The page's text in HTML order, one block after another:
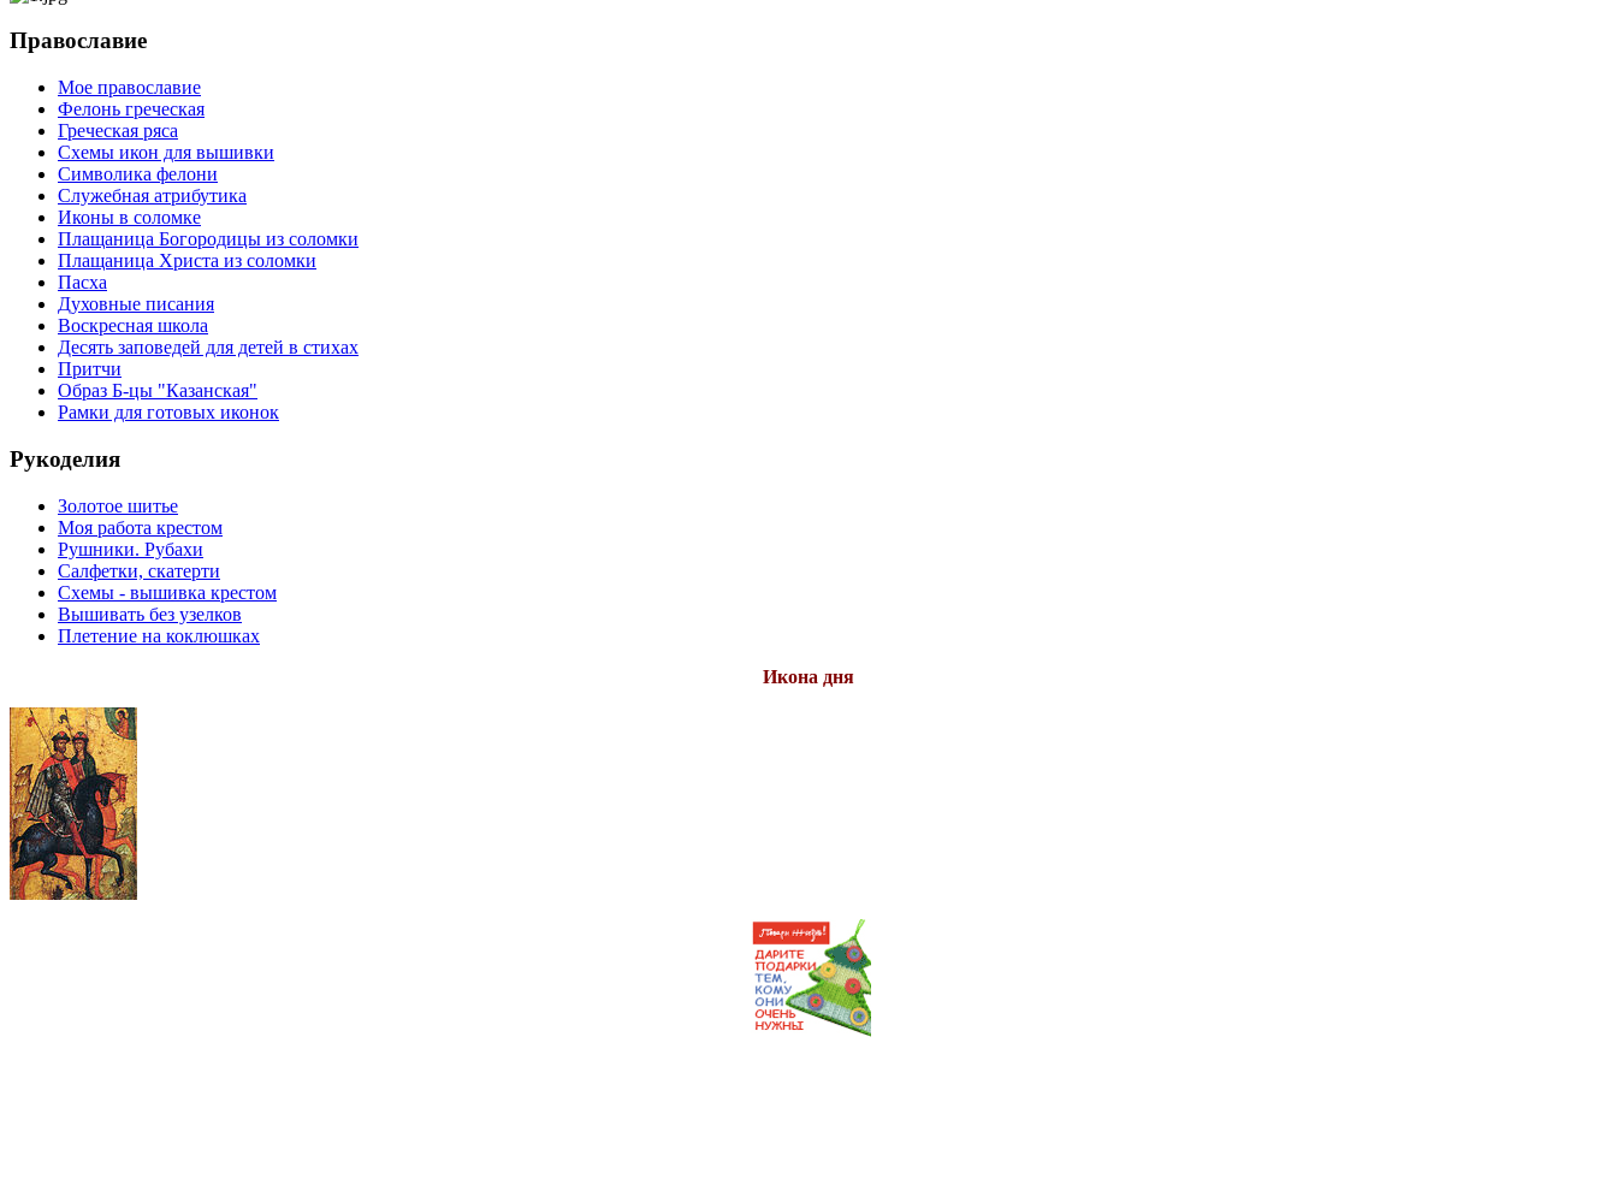
Православие
Мое православие
Фелонь греческая
Греческая ряса
Схемы икон для вышивки
Символика фелони
Служебная атрибутика
Иконы в соломке
Плащаница Богородицы из соломки
Плащаница Христа из соломки
Пасха
Духовные писания
Воскресная школа
Десять заповедей для детей в стихах
Притчи
Образ Б-цы "Казанская"
Рамки для готовых иконок
Рукоделия
Золотое шитье
Моя работа крестом
Рушники. Рубахи
Салфетки, скатерти
Схемы - вышивка крестом
Вышивать без узелков
Плетение на коклюшках
Икона дня